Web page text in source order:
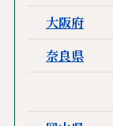
大阪府
奈良県